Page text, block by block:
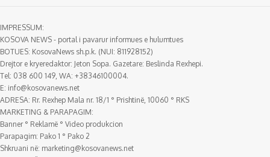
IMPRESSUM:
KOSOVA NEWS - portal i pavarur informues e hulumtues
BOTUES: KosovaNews sh.p.k. (NUI: 811928152)
Drejtor e kryeredaktor: Jeton Sopa. Gazetare: Beslinda Rexhepi.
Tel: 038 600 149, WA: +38346100004.
E: info@kosovanews.net
ADRESA: Rr. Rexhep Mala nr. 18/1 ° Prishtinë, 10060 ° RKS
MARKETING & PARAPAGIM:
Banner ° Reklamë ° Video produkcion
Parapagim: Pako 1 ° Pako 2
Shkruani në: marketing@kosovanews.net